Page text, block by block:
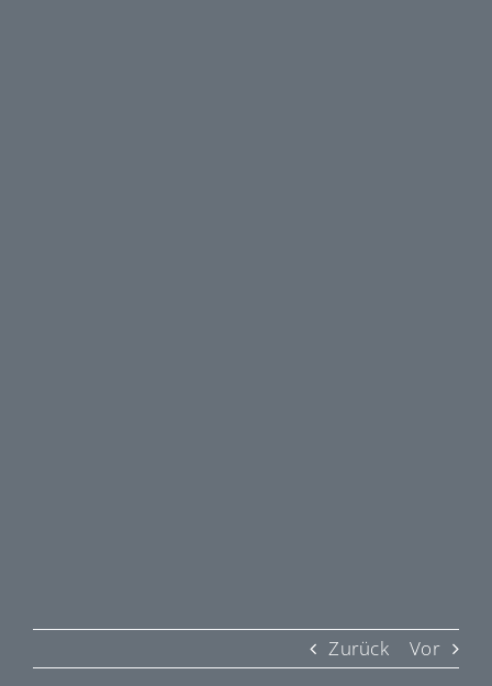
Zurück Vor